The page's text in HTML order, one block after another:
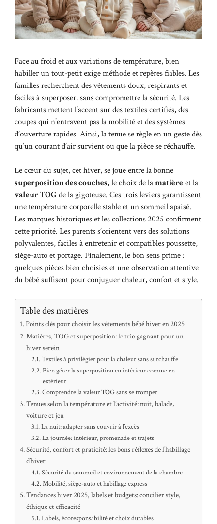
Face au froid et aux variations de température, bien
habiller un tout-petit exige méthode et repères fiables. Les
familles recherchent des vêtements doux, respirants et
faciles à superposer, sans compromettre la sécurité. Les
fabricants mettent l’accent sur des textiles certifiés, des
coupes qui n’entravent pas la mobilité et des systèmes
d’ouverture rapides. Ainsi, la tenue se règle en un geste dès
qu’un courant d’air survient ou que la pièce se réchauffe.
Le cœur du sujet, cet hiver, se joue entre la bonne
superposition des couches, le choix de lamatièreet la
valeur TOGde la gigoteuse. Ces trois leviers garantissent
une température corporelle stable et un sommeil apaisé.
Les marques historiques et les collections 2025 confirment
cette priorité. Les parents s’orientent vers des solutions
polyvalentes, faciles à entretenir et compatibles poussette,
siège-auto et portage. Finalement, le bon sens prime :
quelques pièces bien choisies et une observation attentive
du bébé suffisent pour conjuguer chaleur, confort et style.
Table des matières
Points clés pour choisir les vêtements bébé hiver en 2025
Matières, TOG et superposition: le trio gagnant pour un
hiver serein
Textiles à privilégier pour la chaleur sans surchauffe
Bien gérer la superposition en intérieur comme en
extérieur
Comprendre la valeur TOG sans se tromper
Tenues selon la température et l’activité: nuit, balade,
voiture et jeu
La nuit: adapter sans couvrir à l’excès
La journée: intérieur, promenade et trajets
Sécurité, confort et praticité: les bons réflexes de l’habillage
d’hiver
Sécurité du sommeil et environnement de la chambre
Mobilité, siège-auto et habillage express
Tendances hiver 2025, labels et budgets: concilier style,
éthique et efficacité
Labels, écoresponsabilité et choix durables